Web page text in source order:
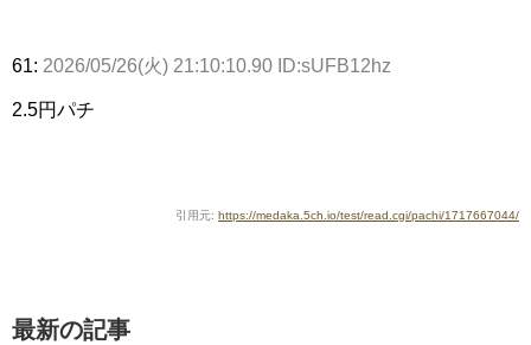
61: 2026/05/26(火) 21:10:10.90 ID:sUFB12hz
2.5円パチ
引用元: https://medaka.5ch.io/test/read.cgi/pachi/1717667044/
最新の記事